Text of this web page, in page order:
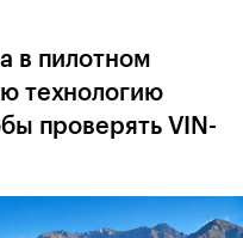
в пилотном
технологию
проверять VIN-